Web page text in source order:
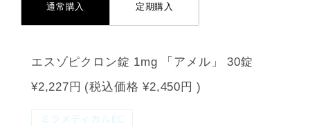
通常購入 定期購入
エスゾピクロン錠 1mg 「アメル」 30錠
¥2,227円 (税込価格¥2,450円 )
ミラメディカルEC